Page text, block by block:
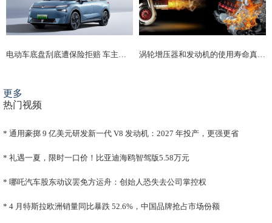
更多
热门视频
* 通用豪掷 9 亿美元研发新一代 V8 发动机：2027 年投产，更强更省
* 礼遇一夏，限时一口价！比亚迪海鸥智驾版5.58万元
* 哪吒汽车股东动议罢免方运舟：创始人恐失去公司掌控权
* 4 月特斯拉欧洲销量同比暴跌 52.6%，中国品牌抢占市场份额